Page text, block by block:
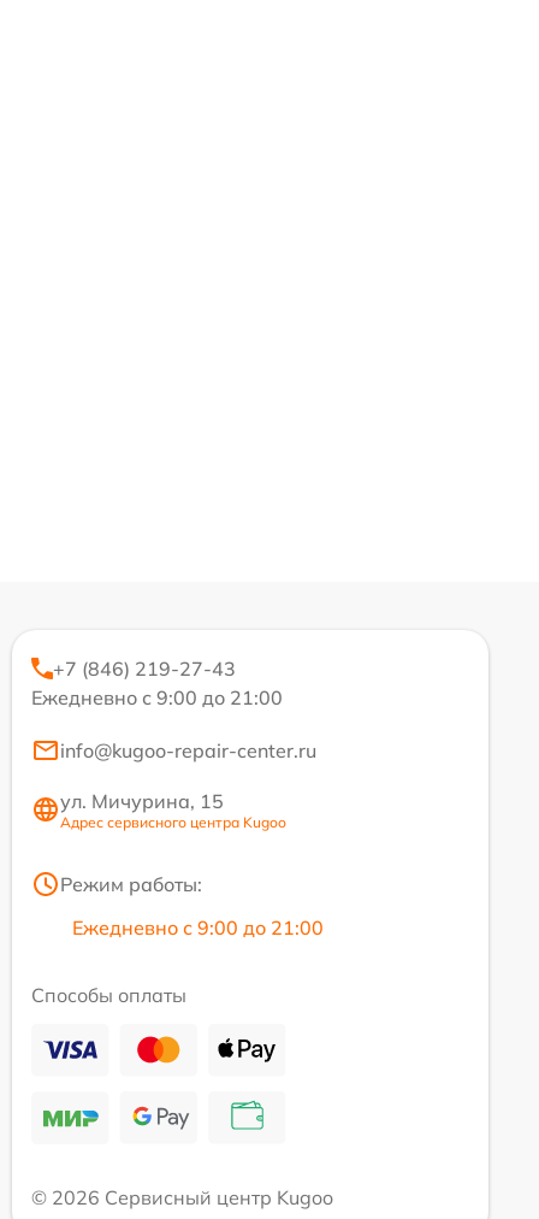
+7 (846) 219-27-43
Ежедневно с 9:00 до 21:00
info@kugoo-repair-center.ru
ул. Мичурина, 15
Адрес сервисного центра Kugoo
Режим работы:
Ежедневно с 9:00 до 21:00
Способы оплаты
© 2026 Сервисный центр Kugoo